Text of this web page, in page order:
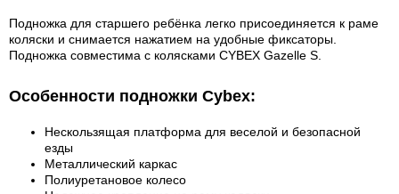
Подножка для старшего ребёнка легко присоединяется к раме
коляски и снимается нажатием на удобные фиксаторы.
Подножка совместима с колясками CYBEX Gazelle S.
Особенности подножки Cybex:
Нескользящая платформа для веселой и безопасной
езды
Металлический каркас
Полиуретановое колесо